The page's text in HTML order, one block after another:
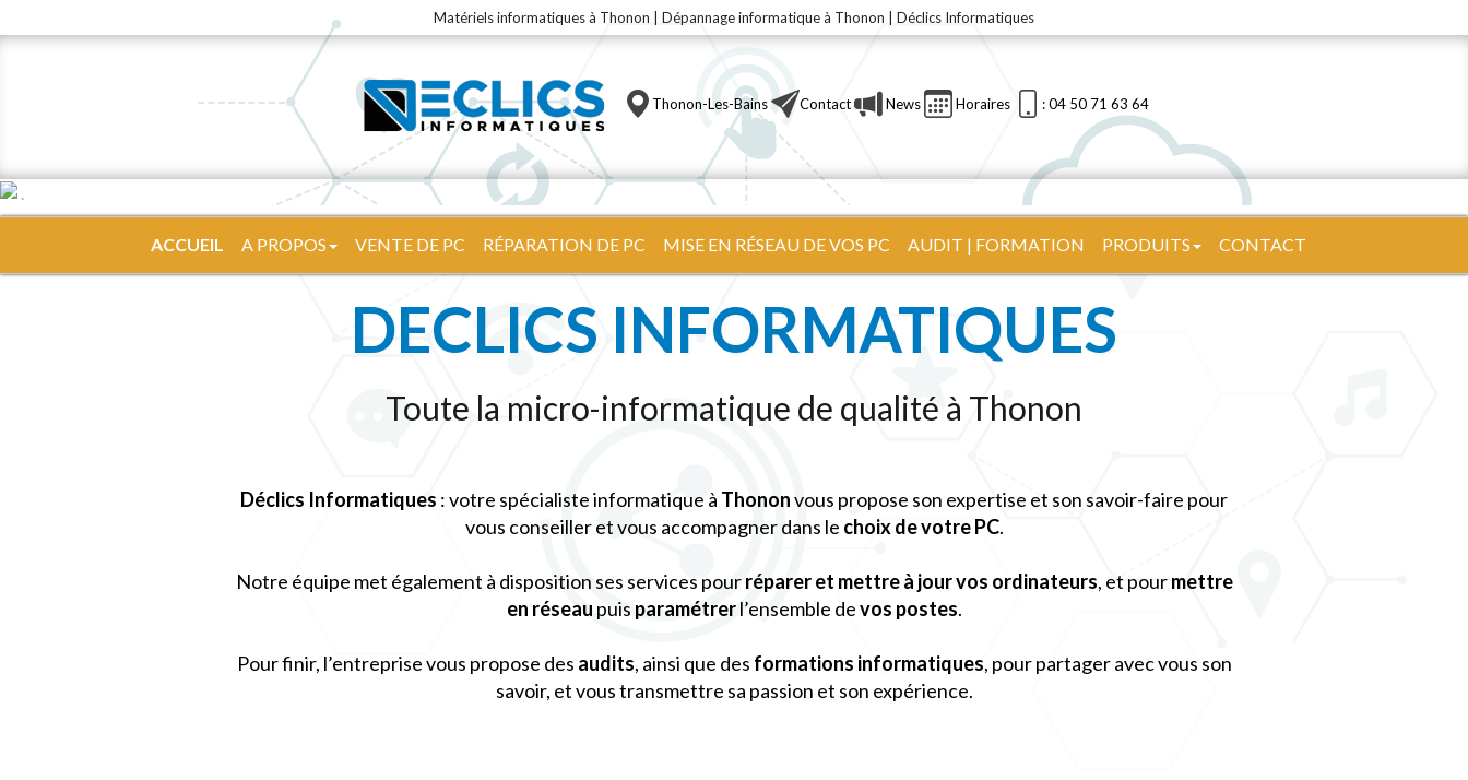
Matériels informatiques à Thonon | Dépannage informatique à Thonon | Déclics Informatiques
Thonon-Les-Bains Contact News Horaires : 04 50 71 63 64
ACCUEIL A PROPOS VENTE DE PC RÉPARATION DE PC MISE EN RÉSEAU DE VOS PC AUDIT | FORMATION PRODUITS CONTACT
DECLICS INFORMATIQUES
Toute la micro-informatique de qualité à Thonon
Déclics Informatiques : votre spécialiste informatique à Thononvous propose son expertise et son savoir-faire pour
vous conseiller et vous accompagner dans le choix de votre PC.
Notre équipe met également à disposition ses services pourréparer et mettre à jour vos ordinateurs, et pour mettre
en réseau puis paramétrerl’ensemble devos postes.
Pour finir, l’entreprise vous propose des audits, ainsi que des formations informatiques, pour partager avec vous son
savoir, et vous transmettre sa passion et son expérience.